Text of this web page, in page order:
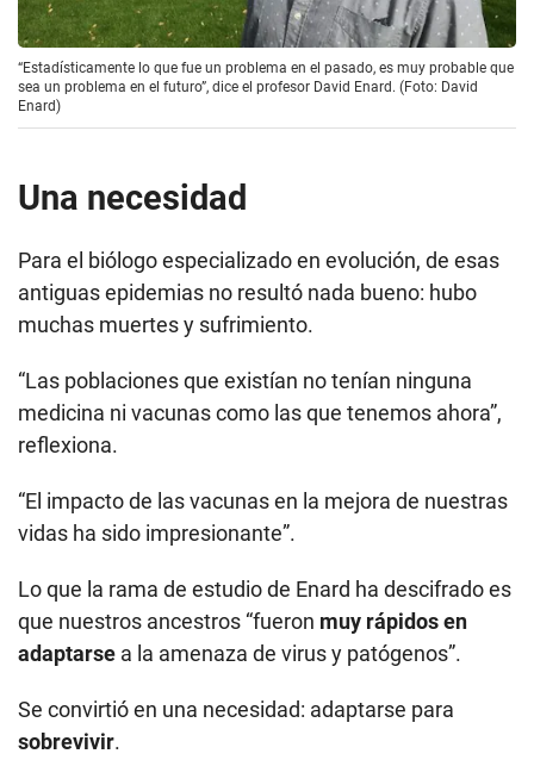
“Estadísticamente lo que fue un problema en el pasado, es muy probable que
sea un problema en el futuro”, dice el profesor David Enard. (Foto: David
Enard)
Una necesidad
Para el biólogo especializado en evolución, de esas
antiguas epidemias no resultó nada bueno: hubo
muchas muertes y sufrimiento.
“Las poblaciones que existían no tenían ninguna
medicina ni vacunas como las que tenemos ahora”,
reflexiona.
“El impacto de las vacunas en la mejora de nuestras
vidas ha sido impresionante”.
Lo que la rama de estudio de Enard ha descifrado es
que nuestros ancestros “fueron muy rápidos en
adaptarse a la amenaza de virus y patógenos”.
Se convirtió en una necesidad: adaptarse para
sobrevivir.